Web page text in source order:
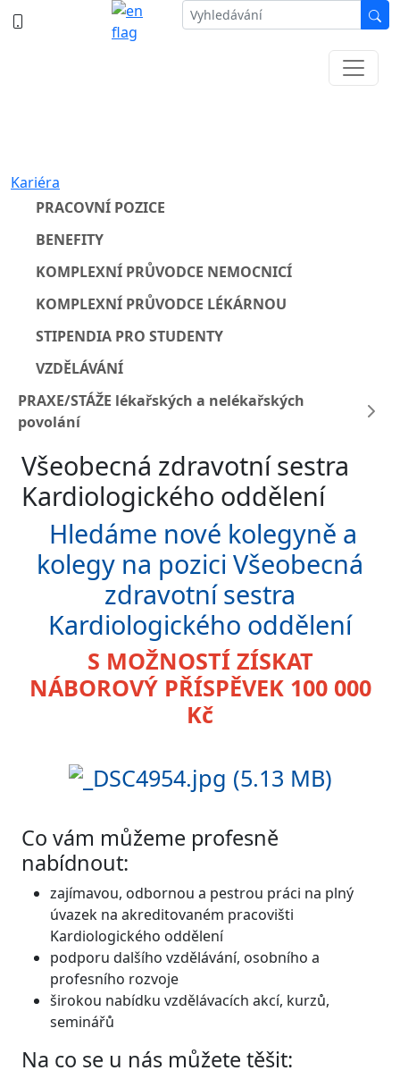
Kariéra
PRACOVNÍ POZICE
BENEFITY
KOMPLEXNÍ PRŮVODCE NEMOCNICÍ
KOMPLEXNÍ PRŮVODCE LÉKÁRNOU
STIPENDIA PRO STUDENTY
VZDĚLÁVÁNÍ
PRAXE/STÁŽE lékařských a nelékařských
povolání
Všeobecná zdravotní sestra
Kardiologického oddělení
Hledáme nové kolegyně a
kolegy na pozici Všeobecná
zdravotní sestra
Kardiologického oddělení
S MOŽNOSTÍ ZÍSKAT
NÁBOROVÝ PŘÍSPĚVEK 100 000
Kč
Co vám můžeme profesně
nabídnout:
zajímavou, odbornou a pestrou práci na plný
úvazek na akreditovaném pracovišti
Kardiologického oddělení
podporu dalšího vzdělávání, osobního a
profesního rozvoje
širokou nabídku vzdělávacích akcí, kurzů,
seminářů
Na co se u nás můžete těšit: